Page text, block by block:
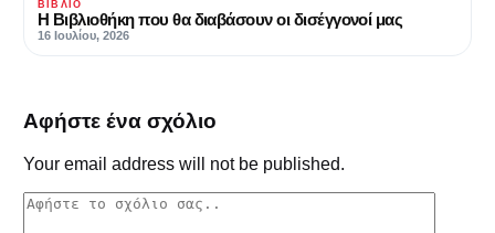
ΒΙΒΛΊΟ
Η Βιβλιοθήκη που θα διαβάσουν οι δισέγγονοί μας
16 Ιουλίου, 2026
Αφήστε ένα σχόλιο
Your email address will not be published.